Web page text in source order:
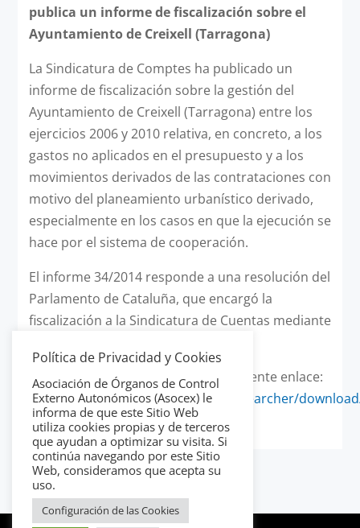
publica un informe de fiscalización sobre el
Ayuntamiento de Creixell (Tarragona)
La Sindicatura de Comptes ha publicado un
informe de fiscalización sobre la gestión del
Ayuntamiento de Creixell (Tarragona) entre los
ejercicios 2006 y 2010 relativa, en concreto, a los
gastos no aplicados en el presupuesto y a los
movimientos derivados de las contrataciones con
motivo del planeamiento urbanístico derivado,
especialmente en los casos en que la ejecución se
hace por el sistema de cooperación.
El informe 34/2014 responde a una resolución del
Parlamento de Cataluña, que encargó la
fiscalización a la Sindicatura de Cuentas mediante
El informe está disponible en el siguiente enlace:
http://www.sindicatura.cat/reportssearcher/
reportId=3501
Política de Privacidad y Cookies
Asociación de Órganos de Control
Externo Autonómicos (Asocex) le
informa de que este Sitio Web
utiliza cookies propias y de terceros
que ayudan a optimizar su visita. Si
continúa navegando por este Sitio
Web, consideramos que acepta su
uso.
Configuración de las Cookies